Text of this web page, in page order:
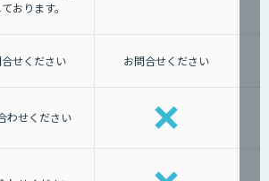
おります。
せください お問合せください
わせください